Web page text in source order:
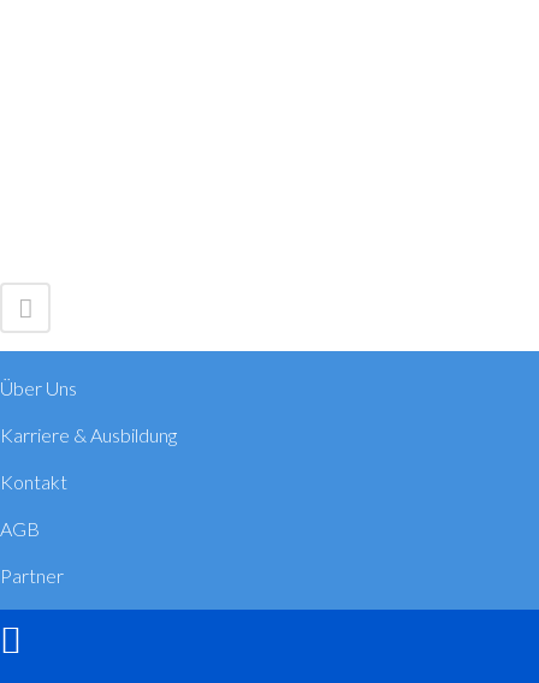
Über Uns
Karriere & Ausbildung
Kontakt
AGB
Partner